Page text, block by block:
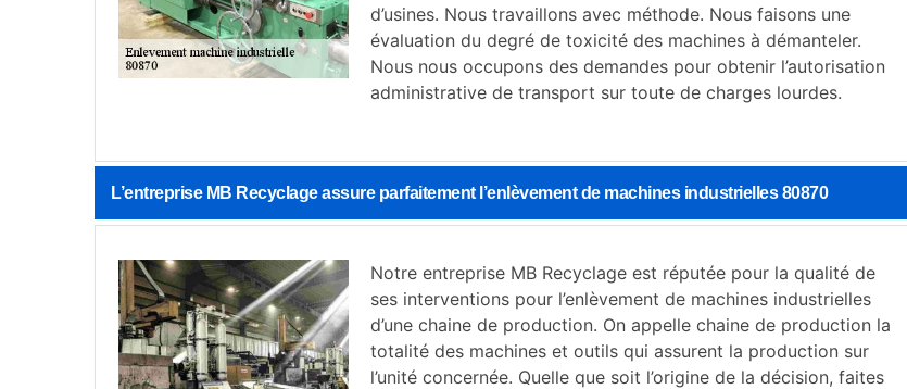
d’usines. Nous travaillons avec méthode. Nous faisons une
évaluation du degré de toxicité des machines à démanteler.
Nous nous occupons des demandes pour obtenir l’autorisation
administrative de transport sur toute de charges lourdes.
L’entreprise MB Recyclage assure parfaitement l’enlèvement de machines industrielles 80870
Notre entreprise MB Recyclage est réputée pour la qualité de
ses interventions pour l’enlèvement de machines industrielles
d’une chaine de production. On appelle chaine de production la
totalité des machines et outils qui assurent la production sur
l’unité concernée. Quelle que soit l’origine de la décision, faites